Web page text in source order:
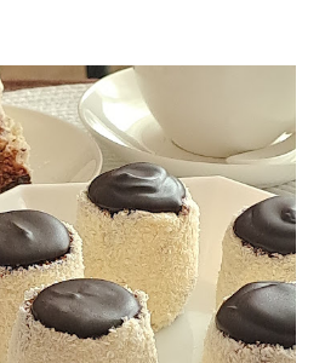
a onda i špatulom. Sipati u
papirom za pečenje,
na 175 stepeni. Pečenu koru
na rešetci za hlađenje. Za
odvojte 200 ml mleka i u njemu
mleka sa šećerom stavite na
puding na uobičajen način, pa